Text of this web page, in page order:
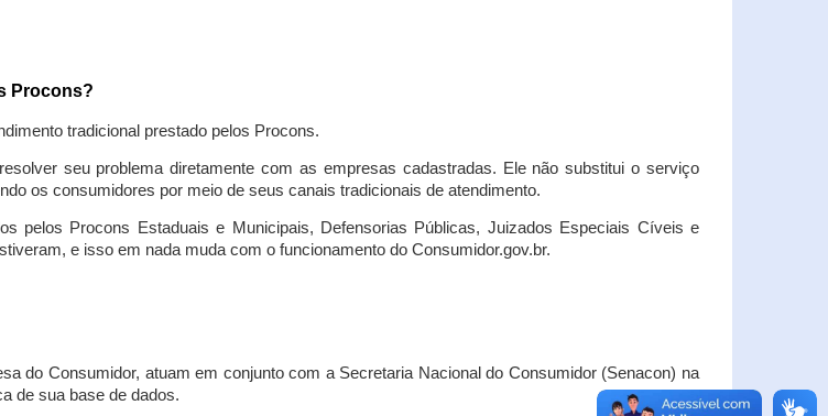
Procons?
tradicional prestado pelos Procons.
seu problema diretamente com as empresas cadastradas. Ele não substitui o serviço
os consumidores por meio de seus canais tradicionais de atendimento.
pelos Procons Estaduais e Municipais, Defensorias Públicas, Juizados Especiais Cíveis e
e isso em nada muda com o funcionamento do Consumidor.gov.br.
do Consumidor, atuam em conjunto com a Secretaria Nacional do Consumidor (Senacon) na
de sua base de dados.